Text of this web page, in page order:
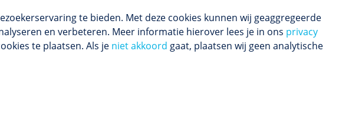
te bieden. Met deze cookies kunnen wij geaggregeerde
en verbeteren. Meer informatie hierover lees je in ons privacy
te plaatsen. Als je niet akkoord gaat, plaatsen wij geen analytische
vragen
voorwaarden
aanbod en ons laatste nieuws.
Inschrijven nieuwsbrief